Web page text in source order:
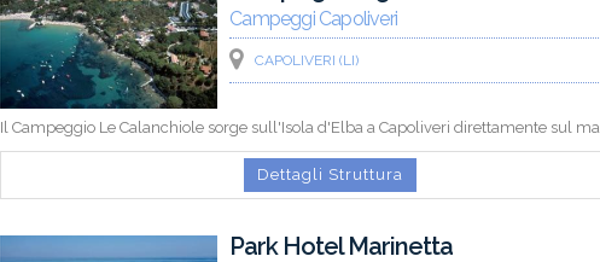
Campeggi Capoliveri
CAPOLIVERI (LI)
Il Campeggio Le Calanchiole sorge sull'Isola d'Elba a Capoliveri direttamente sul
Dettagli Struttura
Park Hotel Marinetta